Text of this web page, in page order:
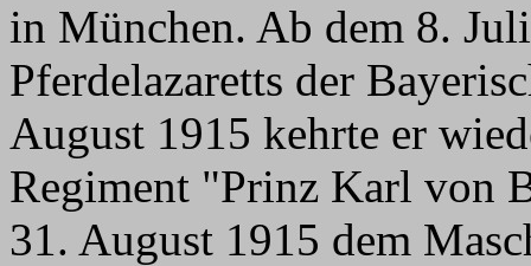
in München. Ab dem 8.
Pferdelazaretts der
August 1915 kehrte er
Regiment "Prinz Karl von
31. August 1915 dem